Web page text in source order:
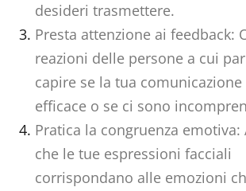
desideri trasmettere.
Presta attenzione ai feedback:
reazioni delle persone a cui
capire se la tua comunicazione
efficace o se ci sono
Pratica la congruenza emotiva:
che le tue espressioni facciali
corrispondano alle emozioni